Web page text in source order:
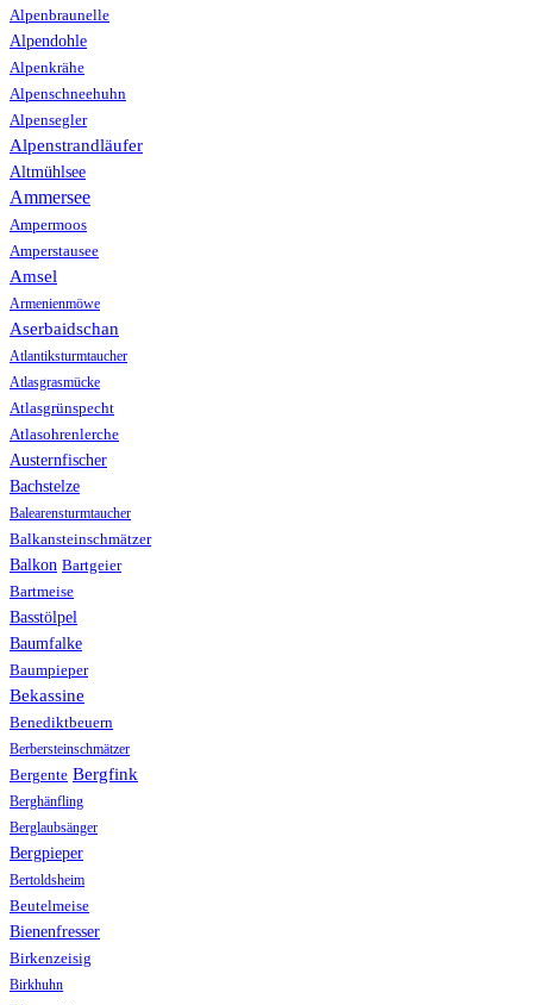
Alpenbraunelle
Alpendohle
Alpenkrähe
Alpenschneehuhn
Alpensegler
Alpenstrandläufer
Altmühlsee
Ammersee
Ampermoos
Amperstausee
Amsel
Armenienmöwe
Aserbaidschan
Atlantiksturmtaucher
Atlasgrasmücke
Atlasgrünspecht
Atlasohrenlerche
Austernfischer
Bachstelze
Balearensturmtaucher
Balkansteinschmätzer
Balkon Bartgeier
Bartmeise
Basstölpel
Baumfalke
Baumpieper
Bekassine
Benediktbeuern
Berbersteinschmätzer
Bergente Bergfink
Berghänfling
Berglaubsänger
Bergpieper
Bertoldsheim
Beutelmeise
Bienenfresser
Birkenzeisig
Birkhuhn